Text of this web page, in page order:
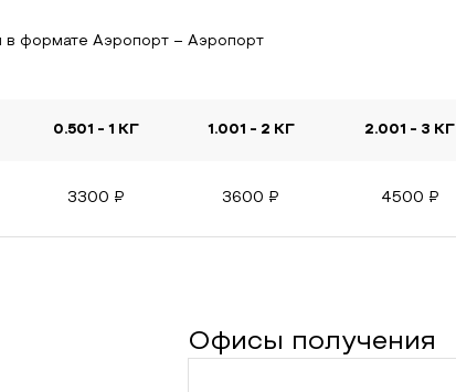
в формате Аэропорт – Аэропорт
0.501 - 1 КГ 1.001 - 2 КГ 2.001 - 3 КГ
3300 ₽ 3600 ₽ 4500 ₽
Офисы получения